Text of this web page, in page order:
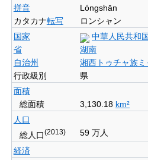
拼音
Lóngshān
カタカナ転写
ロンシャン
国家
中華人民共和国
省
湖南
自治州
湘西トゥチャ族ミ
行政級別
県
面積
総面積
3,130.18 km²
人口
総人口(2013)
59 万人
経済